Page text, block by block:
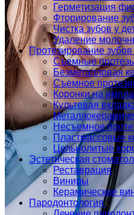
Герметизация
Фторирование
Чистка зубов у
Удаление
Протезирование зубов
Съемные
Безметалловая
Съемное
Коронки на
Культевая
Несъемное
Пластмассовые
Цельнолитые
Эстетическая
Реставрация
Виниры
Керамические
Пародонтология